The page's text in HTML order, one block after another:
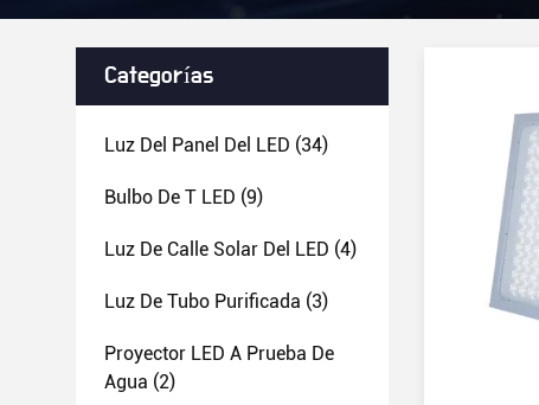
Categorías
Luz Del Panel Del LED (34)
Bulbo De T LED (9)
Luz De Calle Solar Del LED (4)
Luz De Tubo Purificada (3)
Proyector LED A Prueba De
Agua (2)